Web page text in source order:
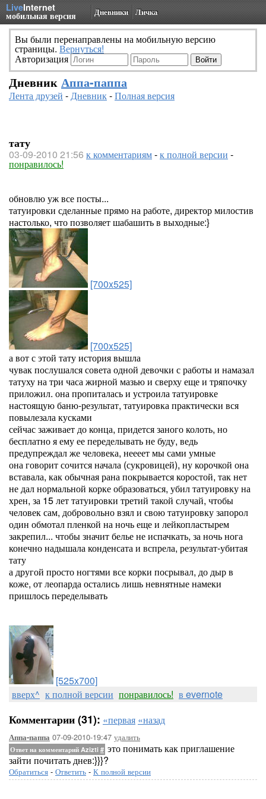
LiveInternet
мобильная версия Дневники Личка
Вы были перенаправлены на мобильную версию
страницы. Вернуться!
Авторизация
Дневник Аппа-паппа
Лента друзей -Дневник-Полная версия
тату
03-09-2010 21:56 к комментариям-к полной версии -
понравилось!
обновлю уж все посты...
татуировки сделанные прямо на работе, директор милостив
настолько, что позволяет шабашить в выходные:}
[700x525]
[700x525]
а вот с этой тату история вышла
чувак послушался совета одной девочки с работы и намазал
татуху на три часа жирной мазью и сверху еще и тряпочку
приложил. она пропиталась и устроила татуировке
настоящую баню-результат, татуировка практически вся
повылезала кусками
сейчас заживает до конца, придется заного колоть, но
бесплатно я ему ее переделывать не буду, ведь
предупреждал же человека, неееет мы сами умные
она говорит сочится начала (сукровицей), ну корочкой она
вставала, как обычная рана покрывается коростой, так нет
не дал нормальной корке образоваться, убил татуировку на
хрен, за 15 лет татуировки третий такой случай, чтобы
человек сам, добровольно взял и свою татуировку запорол
один обмотал пленкой на ночь еще и лейкопластырем
закрепил... чтобы значит белье не испачкать, за ночь нога
конечно надышала конденсата и вспрела, результат-убитая
тату
а другой просто ногтями все корки посрывал, до дыр в
коже, от леопарда остались лишь невнятные намеки
пришлось переделывать
[525x700]
вверх^ к полной версии понравилось! в evernote
Комментарии (31): «первая «назад
Аппа-паппа 07-09-2010-19:47 удалить
Ответ на комментарий Azizti # это понимать как приглашение
зайти почитать днев:}}}?
Обратиться - Ответить - К полной версии